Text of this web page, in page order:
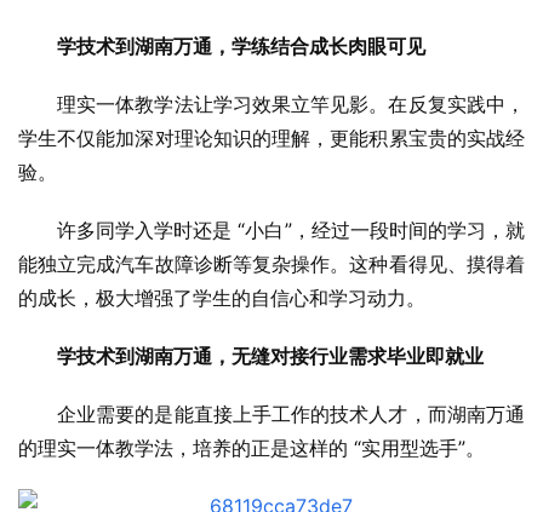
学技术到湖南万通， 学练结合成长肉眼可见
理实一体教学法让学习效果立竿见影。在反复实践中，
学生不仅能加深对理论知识的理解，更能积累宝贵的实战经
验。
许多同学入学时还是 “小白”，经过一段时间的学习 ，就
能独立完成汽车故障诊断等复杂操作。这种看得见、摸得着
的成长，极大增强了学生的自信心和学习动力。
学技术到湖南万通， 无缝对接行业需求毕业即就业
企业需要的是能直接上手工作的技术人才，而湖南万通
的理实一体教学法，培养的正是这样的 “实用型选手”。